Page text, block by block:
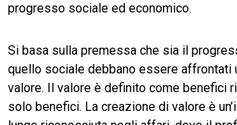
progresso sociale ed economico.
Si basa sulla premessa che sia il
quello sociale debbano essere affrontati
valore. Il valore è definito come benefici
solo benefici. La creazione di valore è